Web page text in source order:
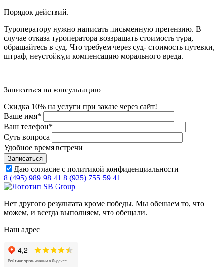
Порядок действий.
Туроператору нужно написать письменную претензию. В
случае отказа туроператора возвращать стоимость тура,
обращайтесь в суд. Что требуем через суд- стоимость путевки,
штраф, неустойку,и компенсацию морального вреда.
Записаться на консультацию
Скидка 10% на услуги при заказе через сайт!
Ваше имя*
Ваш телефон*
Суть вопроса
Удобное время встречи
Даю согласие с политикой конфиденциальности
8 (495) 989-98-41 8 (925) 755-59-41
Нет другого результата кроме победы. Мы обещаем то, что
можем, и всегда выполняем, что обещали.
Наш адрес